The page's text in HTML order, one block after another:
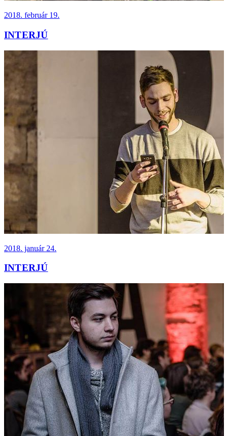
2018. február 19.
INTERJÚ
2018. január 24.
INTERJÚ